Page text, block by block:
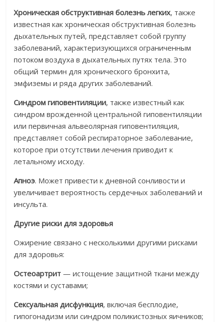
Хроническая обструктивная болезнь легких, также
известная как хроническая обструктивная болезнь
дыхательных путей, представляет собой группу
заболеваний, характеризующихся ограниченным
потоком воздуха в дыхательных путях тела. Это
общий термин для хронического бронхита,
эмфиземы и ряда других заболеваний.
Синдром гиповентиляции, также известный как
синдром врожденной центральной гиповентиляции
или первичная альвеолярная гиповентиляция,
представляет собой респираторное заболевание,
которое при отсутствии лечения приводит к
летальному исходу.
Апноэ. Может привести к дневной сонливости и
увеличивает вероятность сердечных заболеваний и
инсульта.
Другие риски для здоровья
Ожирение связано с несколькими другими рисками
для здоровья:
Остеоартрит — истощение защитной ткани между
костями и суставами;
Сексуальная дисфункция, включая бесплодие,
гипогонадизм или синдром поликистозных яичников;